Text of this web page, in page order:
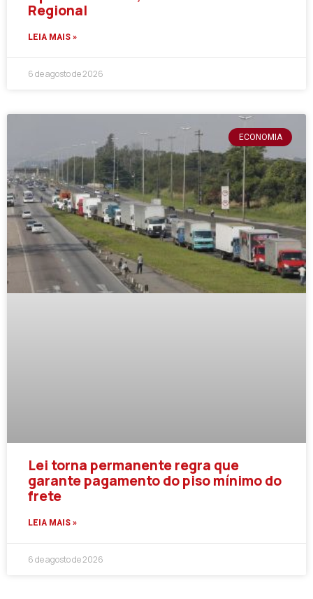
Regional
LEIA MAIS »
6 de agosto de 2026
ECONOMIA
Lei torna permanente regra que
garante pagamento do piso mínimo do
frete
LEIA MAIS »
6 de agosto de 2026